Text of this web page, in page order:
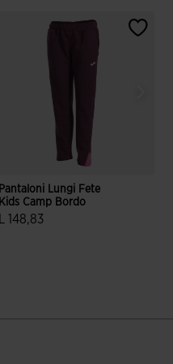
Pantaloni Lungi Fete
Kids Camp Bordo
L 148,83